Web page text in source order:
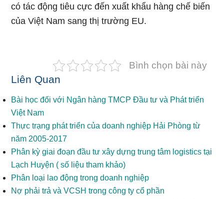
có tác động tiêu cực đến xuất khẩu hàng chế biến
của Việt Nam sang thị trường EU.
Bình chọn bài này
Liên Quan
Bài học đối với Ngân hàng TMCP Đầu tư và Phát triển
Việt Nam
Thực trạng phát triển của doanh nghiệp Hải Phòng từ
năm 2005-2017
Phân kỳ giai đoạn đầu tư xây dựng trung tâm logistics tại
Lạch Huyện ( số liệu tham khảo)
Phân loại lao động trong doanh nghiệp
Nợ phải trả và VCSH trong công ty cổ phần